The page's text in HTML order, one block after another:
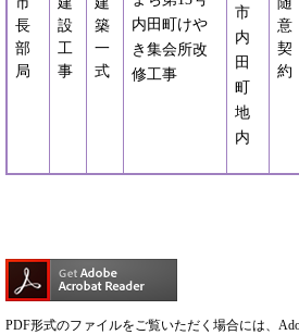
長
部
局
設
工
事
築
一
式
内田町けや
き集会所改
修工事
市
内
田
町
地
内
意
契
約
PDF形式のファイルをご覧いただく場合には、